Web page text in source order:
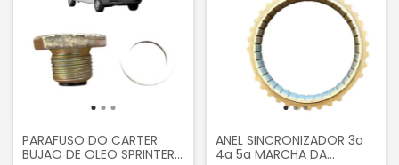
PARAFUSO DO CARTER
BUJAO DE OLEO SPRINTER
ANEL SINCRONIZADOR 3a
4a 5a MARCHA DA